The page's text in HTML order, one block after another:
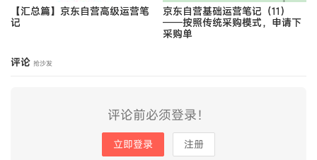
【汇总篇】京东自营高级运营笔
记
京东自营基础运营笔记（11）
——按照传统采购模式，申请下
采购单
评论 抢沙发
评论前必须登录！
立即登录 注册